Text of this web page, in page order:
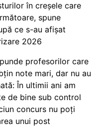
în creșele care
spune
ce s-au afișat
2026
profesorilor care
note mari, dar nu au
În ultimii ani am
de bine sub control
concurs nu poți
unui post